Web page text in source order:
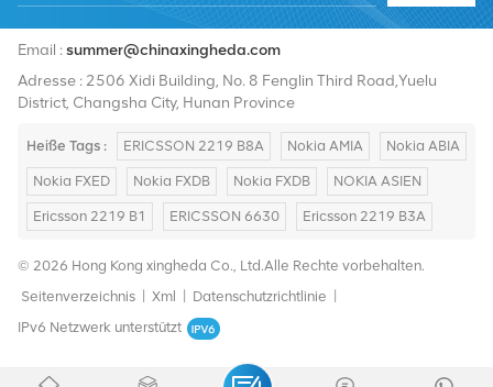
Email :summer@chinaxingheda.com
Adresse : 2506 Xidi Building, No. 8 Fenglin Third Road,Yuelu
District, Changsha City, Hunan Province
Heiße Tags : ERICSSON 2219 B8A Nokia AMIA Nokia ABIA
Nokia FXED Nokia FXDB Nokia FXDB NOKIA ASIEN
Ericsson 2219 B1 ERICSSON 6630 Ericsson 2219 B3A
© 2026 Hong Kong xingheda Co., Ltd.Alle Rechte vorbehalten.
Seitenverzeichnis
Xml Datenschutzrichtlinie
IPv6 Netzwerk unterstützt